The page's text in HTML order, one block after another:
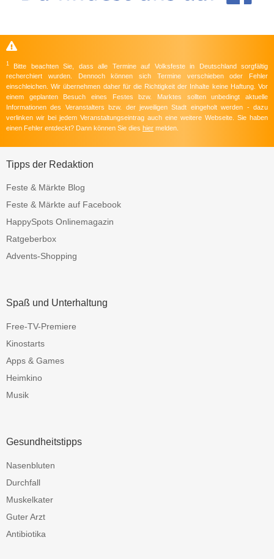
1
Bitte beachten Sie, dass alle Termine auf Volksfeste in Deutschland sorgfältig
recherchiert wurden. Dennoch können sich Termine verschieben oder Fehler
einschleichen. Wir übernehmen daher für die Richtigkeit der Inhalte keine Haftung. Vor
einem geplanten Besuch eines Festes bzw. Marktes sollten unbedingt aktuelle
Informationen des Veranstalters bzw. der jeweiligen Stadt eingeholt werden - dazu
verlinken wir bei jedem Veranstaltungseintrag auch eine weitere Webseite. Sie haben
einen Fehler entdeckt? Dann können Sie dies hier melden.
Tipps der Redaktion
Feste & Märkte Blog
Feste & Märkte auf Facebook
HappySpots Onlinemagazin
Ratgeberbox
Advents-Shopping
Spaß und Unterhaltung
Free-TV-Premiere
Kinostarts
Apps & Games
Heimkino
Musik
Gesundheitstipps
Nasenbluten
Durchfall
Muskelkater
Guter Arzt
Antibiotika